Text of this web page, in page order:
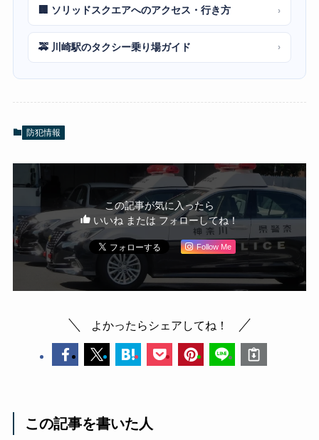
🏢 ソリッドスクエアへのアクセス・行き方 ›
🚕 川崎駅のタクシー乗り場ガイド ›
防犯情報
この記事が気に入ったら
いいね または フォローしてね！
Follow Me
よかったらシェアしてね！
この記事を書いた人